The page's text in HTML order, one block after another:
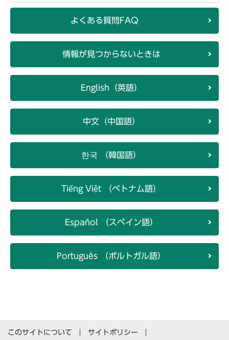
よくある質問FAQ
情報が見つからないときは
English（英語）
中文（中国語）
한국 （韓国語）
Tiếng Việt （ベトナム語）
Español （スペイン語）
Português （ポルトガル語）
このサイトについて
サイトポリシー